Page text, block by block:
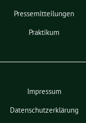
Pressemitteilungen
Praktikum
Impressum
Datenschutzerklärung